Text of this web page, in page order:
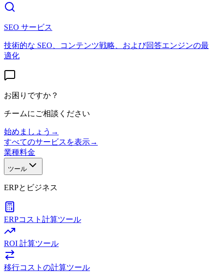
SEO サービス
技術的な SEO、コンテンツ戦略、および回答エンジンの最
適化
お困りですか？
チームにご相談ください
始めましょう →
すべてのサービスを表示→
業種料金
ツール
ERPとビジネス
ERPコスト計算ツール
ROI 計算ツール
移行コストの計算ツール